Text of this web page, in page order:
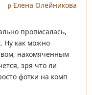
Елена Олейникова
прописалась,
Ну как можно
нахомяченным
зря что ли
фотки на комп